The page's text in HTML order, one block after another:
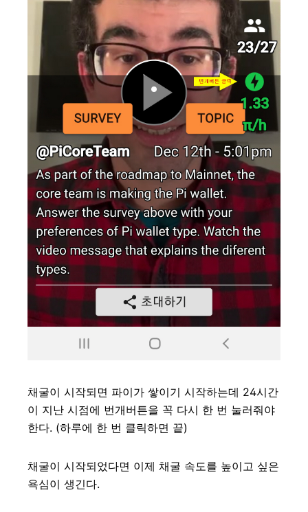
채굴이 시작되면 파이가 쌓이기 시작하는데 24시간
이 지난 시점에 번개버튼을 꼭 다시 한 번 눌러줘야
한다. (하루에 한 번 클릭하면 끝)
채굴이 시작되었다면 이제 채굴 속도를 높이고 싶은
욕심이 생긴다.